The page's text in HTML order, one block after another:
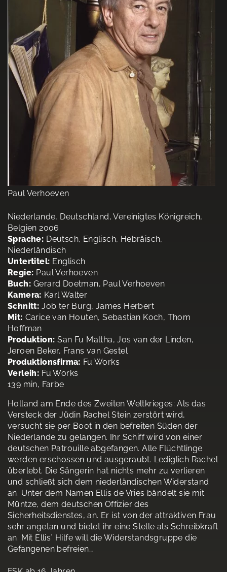
Paul Verhoeven
Niederlande, Deutschland, Vereinigtes Königreich,
Belgien 2006
Sprache: Deutsch, Englisch, Hebräisch,
Niederländisch
Untertitel: Englisch
Regie: Paul Verhoeven
Buch: Gerard Doetman, Paul Verhoeven
Kamera: Karl Walter
Schnitt: Job ter Burg, James Herbert
Mit: Carice van Houten, Sebastian Koch, Thom
Hoffman
Produktion: San Fu Maltha, Jos van der Linden,
Jeroen Beker, Frans van Gestel
Produktionsfirma: Fu Works
Verleih: Fu Works
139 min, Farbe
Holland am Ende des Zweiten Weltkrieges: Als das
Versteck der Jüdin Rachel Stein zerstört wird,
versucht sie per Boot in den befreiten Süden der
Niederlande zu gelangen. Ihr Schiff wird von einer
deutschen Patrouille abgefangen. Alle Flüchtlinge
werden erschossen und ausgeraubt. Lediglich Rachel
überlebt. Die Sängerin hat nichts mehr zu verlieren
und schließt sich dem niederländischen Widerstand
an. Unter dem Namen Ellis de Vries bändelt sie mit
Müntze, dem deutschen Offizier des
Sicherheitsdienstes, an. Er ist von der attraktiven Frau
sehr angetan und bietet ihr eine Stelle als Schreibkraft
an. Mit Ellis´ Hilfe will die Widerstandsgruppe die
Gefangenen befreien…